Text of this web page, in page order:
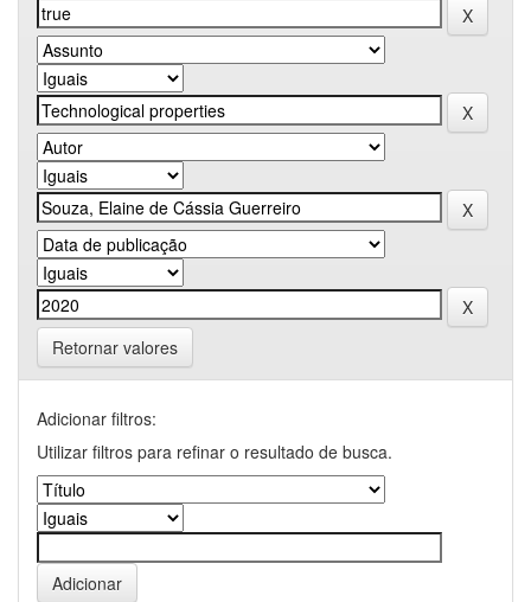
Retornar valores
Adicionar filtros:
Utilizar filtros para refinar o resultado de busca.